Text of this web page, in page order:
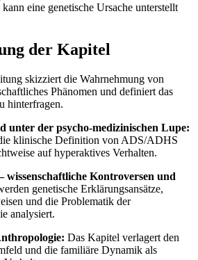
eine genetische Ursache unterstellt
der Kapitel
skizziert die Wahrnehmung von
Phänomen und definiert das
hinterfragen.
unter der psycho-medizinischen Lupe:
klinische Definition von ADS/ADHS
auf hyperaktives Verhalten.
wissenschaftliche Kontroversen und
genetische Erklärungsansätze,
und die Problematik der
analysiert.
Das Kapitel verlagert den
und die familiäre Dynamik als